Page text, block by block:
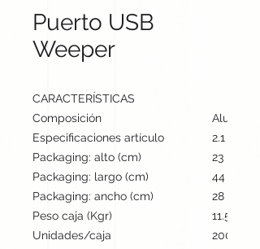
Puerto USB
Weeper
CARACTERÍSTICAS
Composición
Aluminio
Especificaciones artículo
2.1 cm /
Packaging: alto (cm)
23
Packaging: largo (cm)
44
Packaging: ancho (cm)
28
Peso caja (Kgr)
11.5
Unidades/caja
200